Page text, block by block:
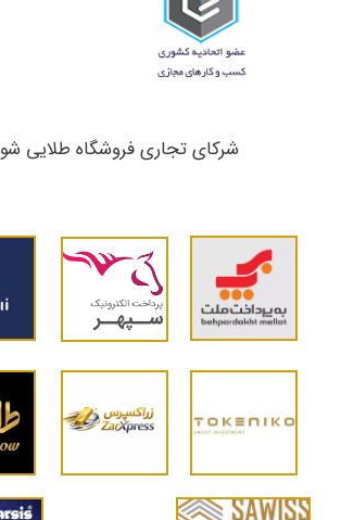
شرکای تجاری ​​​​​​​فروشگاه طلایی شو